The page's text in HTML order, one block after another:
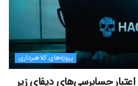
پروژه‌های کلاهبرداری
اعتبار حسابرسی‌های دیفای زیر